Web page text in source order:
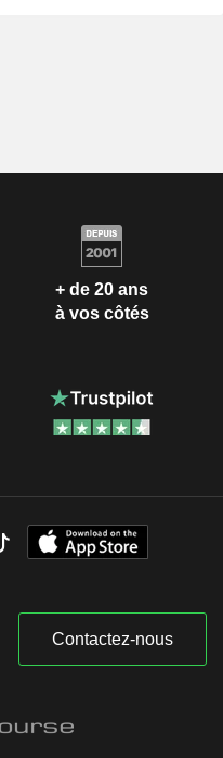
+ de 20 ans
à vos côtés
Contactez-nous